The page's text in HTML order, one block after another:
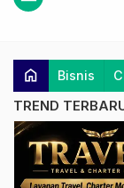
home Bisnis
TREND